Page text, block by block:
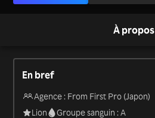
À propos
En bref
Agence : From First Pro (Japon)
Lion
Groupe sanguin : A